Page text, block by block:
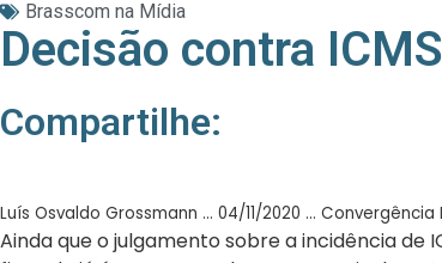
Brasscom na Mídia
Decisão contra
Compartilhe:
Luís Osvaldo Grossmann … 04/11/2020 … Convergência
Ainda que o julgamento sobre a incidência de